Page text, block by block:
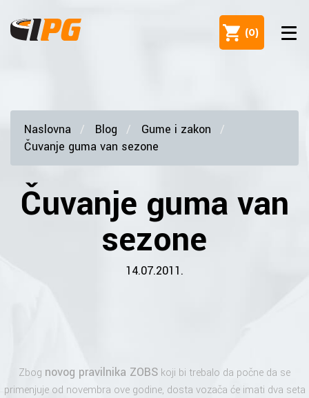
(0)
Naslovna Blog
Gume i zakon
Čuvanje guma van sezone
Čuvanje guma van
sezone
14.07.2011.
Zbog novog pravilnika ZOBS koji bi trebalo da počne da se
primenjuje od novembra ove godine, dosta vozača će imati dva seta